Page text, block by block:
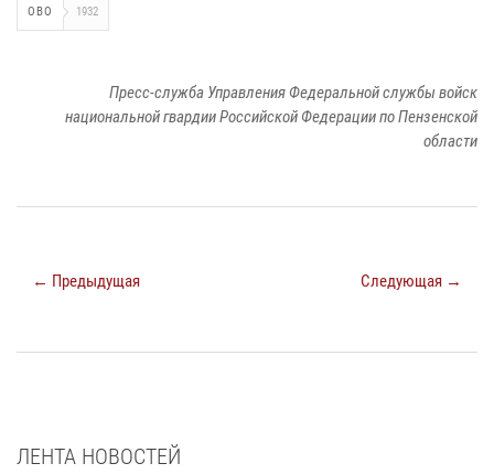
ОВО 1932
Пресс-служба Управления Федеральной службы войск
национальной гвардии Российской Федерации по Пензенской
области
← Предыдущая Следующая →
ЛЕНТА НОВОСТЕЙ